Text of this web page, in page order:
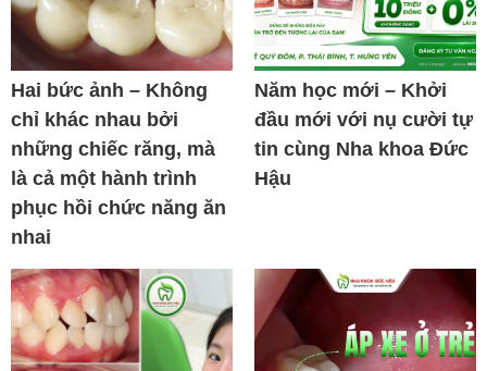
Hai bức ảnh – Không
chỉ khác nhau bởi
những chiếc răng, mà
là cả một hành trình
phục hồi chức năng ăn
nhai
Năm học mới – Khởi
đầu mới với nụ cười tự
tin cùng Nha khoa Đức
Hậu